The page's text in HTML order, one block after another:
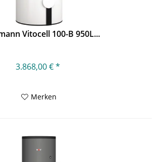
Vitocell 100-B 950L...
3.868,00 € *
Merken